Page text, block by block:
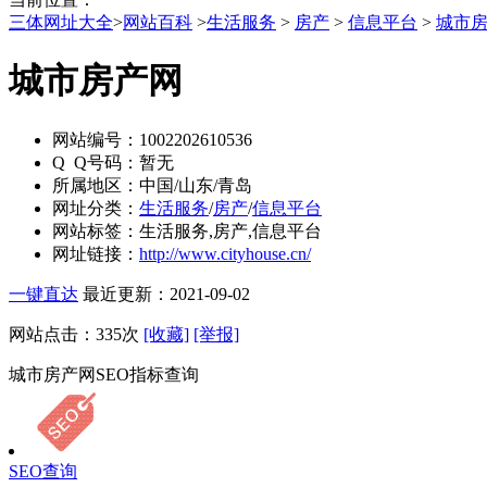
三体网址大全>网站百科 >生活服务 > 房产 > 信息平台 > 城市
城市房产网
网站编号： 1002202610536
Q Q号码： 暂无
所属地区： 中国/山东/青岛
网址分类： 生活服务/房产/信息平台
网站标签： 生活服务,房产,信息平台
网址链接： http://www.cityhouse.cn/
一键直达 最近更新：2021-09-02
网站点击： 335次 [收藏] [举报]
城市房产网SEO指标查询
SEO查询